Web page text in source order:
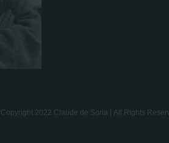
2022 Claude de Soria | All Rights